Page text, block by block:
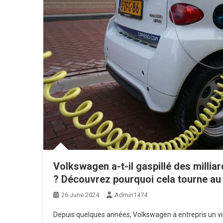
Volkswagen a-t-il gaspillé des
? Découvrez pourquoi cela tourne
26 June 2024 Admin1474
Depuis quelques années, Volkswagen a entrepris un